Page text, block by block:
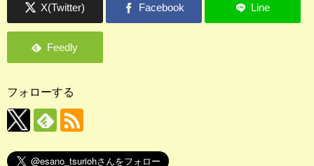
フォローする